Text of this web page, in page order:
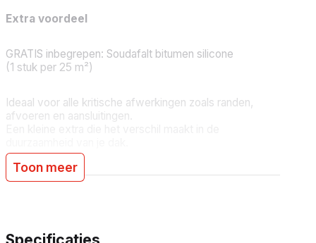
Extra voordeel
GRATIS inbegrepen: Soudafalt bitumen silicone
(1 stuk per 25 m²)
Ideaal voor alle kritische afwerkingen zoals randen,
afvoeren en aansluitingen.
Toon meer
Specificaties